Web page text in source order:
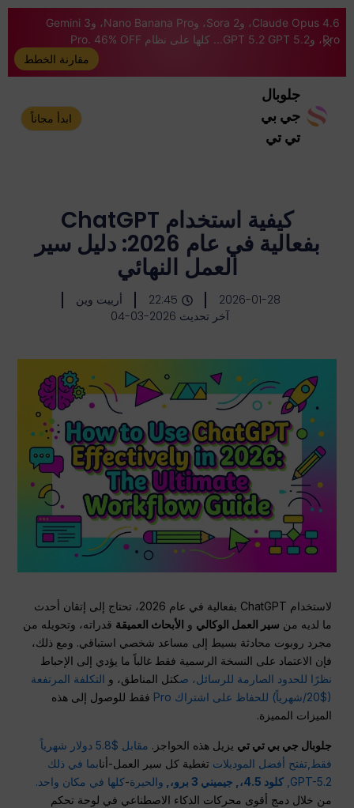
Claude Opus 4.6، وSora 2، وNano Banana Pro، وGemini 3
Pro، وGPT 5.2 GPT 5.2... كلها على نظام Pro. 46% OFF
مقارنة الخطط
جلوبال
جي بي
تي تي
ابدأ مجاناً
كيفية استخدام ChatGPT
بفعالية في عام 2026: دليل سير
العمل النهائي
2026-01-28
22:45
أرييت وين
آخر تحديث 2026-03-04
لاستخدام ChatGPT بفعالية في عام 2026، تحتاج إلى إتقان أحدث
ما لديه من سير العمل الوكالي و الأبحاث العميقة قدراته، وتحويله من
مجرد روبوت محادثة بسيط إلى مساعد شخصي استباقي. ومع ذلك،
فإن الاعتماد على النسخة الرسمية فقط غالباً ما يؤدي إلى الإحباط
نظرًا للحدود الصارمة للرسائل، صكتل المناطق، و التكلفة المرتفعة
($20/شهرياً) للحفاظ على اشتراك Pro
فقط للوصول إلى هذه
الميزات المميزة.
جلوبال جي بي تي تي يزيل هذه الحواجز.
مقابل $5.8 دولار شهرياً
فقط,تفتح أفضل الموديلاتتغطية كل سير العمل-أنابما في ذلك
GPT-5.2, كلود 4.5،, جيميني 3 برو،, والحيرة-كلها في مكان واحد.
من خلال دمج أقوى محركات الذكاء الاصطناعي في لوحة تحكم